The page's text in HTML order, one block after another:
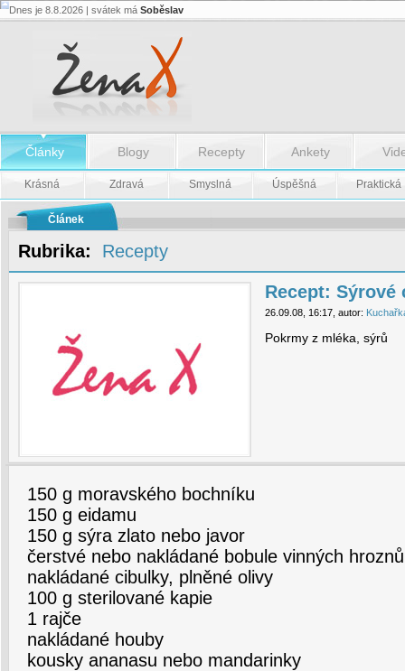
Recept:
Dnes je 8.8.2026 | svátek má Soběslav
Články Blogy Recepty Ankety
Krásná Zdravá Smyslná Úspěšná Praktická
Článek
Rubrika: Recepty
Recept: Sýrové
26.09.08, 16:17, autor:
Pokrmy z mléka, sýrů
150 g moravského bochníku
150 g eidamu
150 g sýra zlato nebo javor
čerstvé nebo nakládané bobule vinných hroznů
nakládané cibulky, plněné olivy
100 g sterilované kapie
1 rajče
nakládané houby
kousky ananasu nebo mandarinky